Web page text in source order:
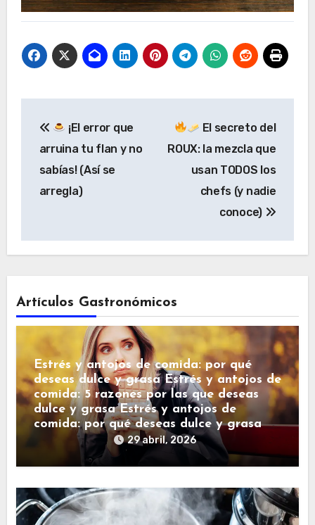
de
entradas
¡El error que
arruina tu flan y no
sabías! (Así se
arregla)
El secreto del
ROUX: la mezcla que
usan TODOS los
chefs (y nadie
conoce)
Artículos Gastronómicos
Estrés y antojos de comida: por qué
deseas dulce y grasa Estrés y antojos de
comida: 5 razones por las que deseas
dulce y grasa Estrés y antojos de
comida: por qué deseas dulce y grasa
29 abril, 2026